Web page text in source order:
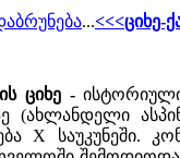
...<<<ციხე-
ციხე -
(ახლანდელი
X საუკუნეში.